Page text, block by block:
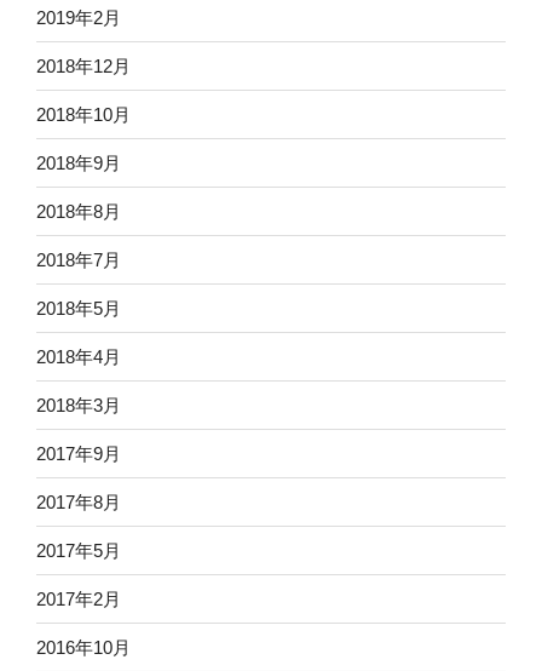
2019年2月
2018年12月
2018年10月
2018年9月
2018年8月
2018年7月
2018年5月
2018年4月
2018年3月
2017年9月
2017年8月
2017年5月
2017年2月
2016年10月